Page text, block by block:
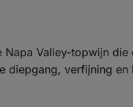
Valley-topwijn
diepgang, verfijning